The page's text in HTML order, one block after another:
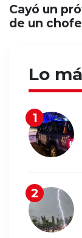
Cayó un
de un
Lo